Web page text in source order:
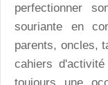
perfectionner
souriante en
parents, oncles,
cahiers